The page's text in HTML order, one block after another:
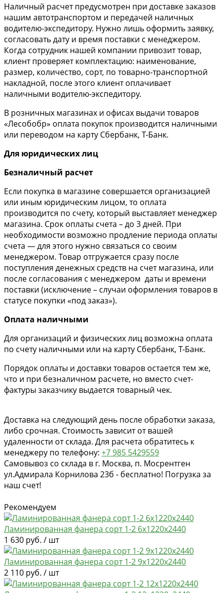
Наличный расчет предусмотрен при доставке заказов
нашим автотранспортом и передачей наличных
водителю-экспедитору. Нужно лишь оформить заявку,
согласовать дату и время поставки с менеджером.
Когда сотрудник нашей компании привозит товар,
клиент проверяет комплектацию: наименование,
размер, количество, сорт, по товарно-транспортной
накладной, после этого клиент оплачивает
наличными водителю-экспедитору.
В розничных магазинах и офисах выдачи товаров
«Лесобобр» оплата покупок производится наличными
или переводом на карту Сбербанк, Т-Банк.
Для юридических лиц
Безналичный расчет
Если покупка в магазине совершается организацией
или иным юридическим лицом, то оплата
производится по счету, который выставляет менеджер
магазина. Срок оплаты счета – до 3 дней. При
необходимости возможно продление периода оплаты
счета — для этого нужно связаться со своим
менеджером. Товар отгружается сразу после
поступления денежных средств на счет магазина, или
после согласования с менеджером даты и времени
поставки (исключение – случаи оформления товаров в
статусе покупки «под заказ»).
Оплата наличными
Для организаций и физических лиц возможна оплата
по счету наличными или на карту Сбербанк, Т-Банк.
Порядок оплаты и доставки товаров остается тем же,
что и при безналичном расчете, но вместо счет-
фактуры заказчику выдается товарный чек.
Доставка на следующий день после обработки заказа,
либо срочная. Стоимость зависит от вашей
удаленности от склада. Для расчета обратитесь к
менеджеру по телефону: +7 985 5429559
Самовывоз со склада в г. Москва, п. Мосрентген
ул.Адмирала Корнилова 23б - бесплатно! Погрузка за
наш счет!
Рекомендуем
Ламинированная фанера сорт 1-2 6х1220х2440
1 630 руб. / шт
Ламинированная фанера сорт 1-2 9х1220х2440
2 110 руб. / шт